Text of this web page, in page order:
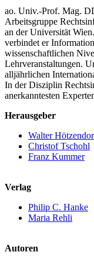
ao. Univ.-Prof. Mag.
Arbeitsgruppe
an der Universität
verbindet er
wissenschaftlichen
Lehrveranstaltungen.
alljährlichen
In der Disziplin
anerkanntesten
Herausgeber
Walter
Christof Tschohl
Franz Kummer
Verlag
Philip C. Hanke
Maria Rehli
Autoren